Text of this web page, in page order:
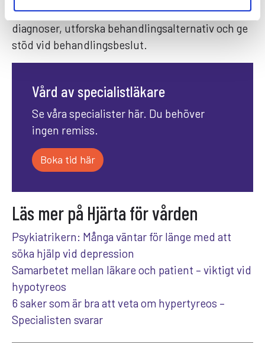
bland annat för att bekräfta eller omvärdera
diagnoser, utforska behandlingsalternativ och ge
stöd vid behandlingsbeslut.
Vård av specialistläkare
Se våra specialister här. Du behöver
ingen remiss.
Boka tid här
Läs mer på Hjärta för vården
Psykiatrikern: Många väntar för länge med att
söka hjälp vid depression
Samarbetet mellan läkare och patient – viktigt vid
hypotyreos
6 saker som är bra att veta om hypertyreos –
Specialisten svarar